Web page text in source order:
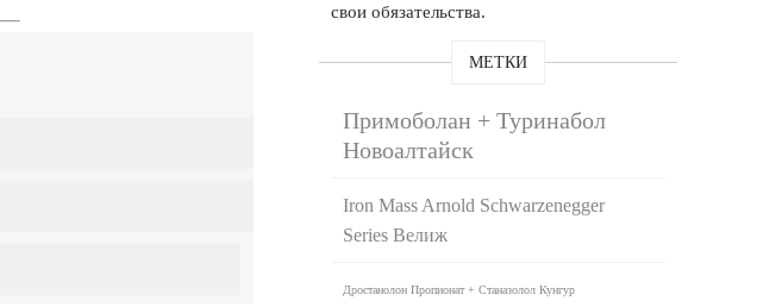
свои обязательства.
МЕТКИ
Примоболан + Туринабол
Новоалтайск
Iron Mass Arnold Schwarzenegger
Series Велиж
Дростанолон Пропионат + Станазолол Кунгур